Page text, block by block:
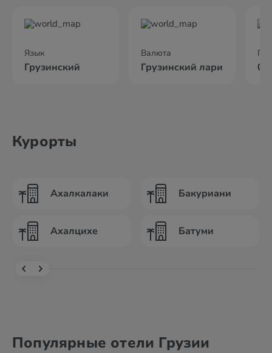
Язык
Грузинский
Валюта
Грузинский лари
Курорты
Ахалкалаки
Ахалцихе
Бакуриани
Батуми
Популярные отели Грузии